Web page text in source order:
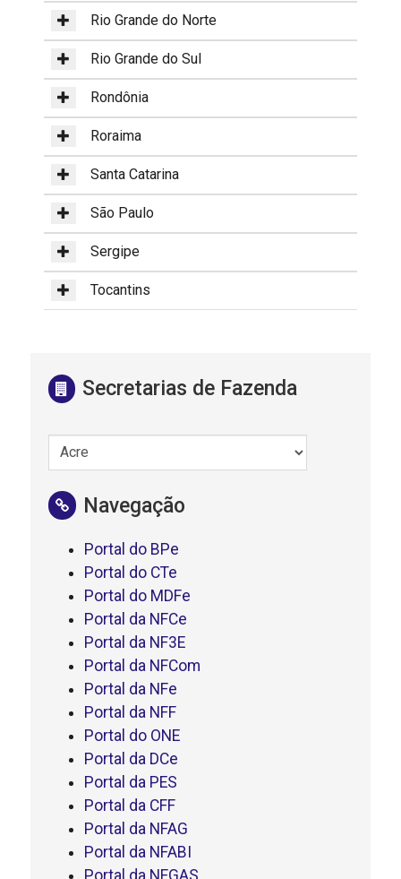
Rio Grande do Norte
Rio Grande do Sul
Rondônia
Roraima
Santa Catarina
São Paulo
Sergipe
Tocantins
Secretarias de Fazenda
Navegação
Portal do BPe
Portal do CTe
Portal do MDFe
Portal da NFCe
Portal da NF3E
Portal da NFCom
Portal da NFe
Portal da NFF
Portal do ONE
Portal da DCe
Portal da PES
Portal da CFF
Portal da NFAG
Portal da NFABI